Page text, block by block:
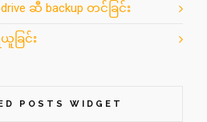
ဆီ backup တင်ခြင်း
ယူခြင်း
POSTS WIDGET